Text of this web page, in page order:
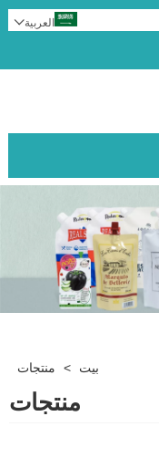
العربية
بيت > منتجات
منتجات